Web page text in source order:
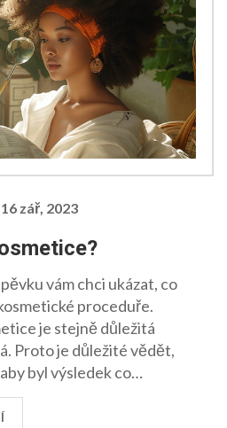
16 zář, 2023
vám chci ukázat, co
proceduře.
je stejně důležitá
Proto je důležité vědět,
byl výsledek co
dozvědět více,
se na to společně.